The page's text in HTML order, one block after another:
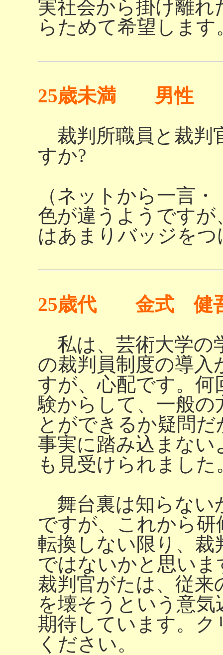
実社会から掛け離れ
らためて希望します
25歳未満 男性
裁判所職員と裁判
すか?
（ネットから一言
色が違うようですが
はあまりバッジを
25歳代 金式 健
私は、芸術大学の
の裁判員制度の導
すが、心配です。何
験からして、一般
とができるか疑問
事実に踏み込まな
も見受けられました
舞台裏は知らない
ですが、これから
転換しない限り、裁
ではないかと思い
裁判官がたは、従
を壊そうという意
期待しています。
ください。